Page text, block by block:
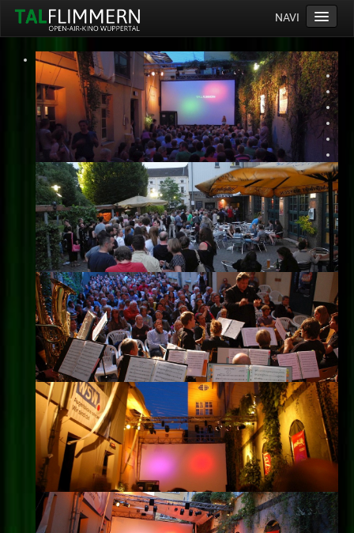
NAVI
Home
Programm
Service
Ticketinfos
Ort
Anreise
Wetter
Kinogutschein
Konzept
Archiv
Kontakt
Impressum
Datenschutz